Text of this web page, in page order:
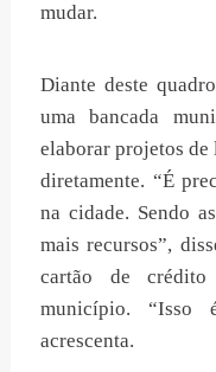
mudar.
Diante deste
uma bancada
elaborar projetos
diretamente. “É
na cidade. Sendo
mais recursos”,
cartão de
município.
acrescenta.